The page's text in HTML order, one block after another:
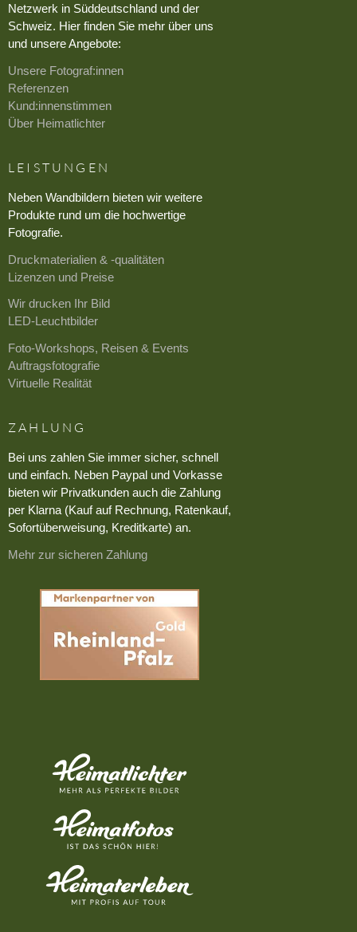
Netzwerk in Süddeutschland und der
Schweiz. Hier finden Sie mehr über uns
und unsere Angebote:
Unsere Fotograf:innen
Referenzen
Kund:innenstimmen
Über Heimatlichter
LEISTUNGEN
Neben Wandbildern bieten wir weitere
Produkte rund um die hochwertige
Fotografie.
Druckmaterialien & -qualitäten
Lizenzen und Preise
Wir drucken Ihr Bild
LED-Leuchtbilder
Foto-Workshops, Reisen & Events
Auftragsfotografie
Virtuelle Realität
ZAHLUNG
Bei uns zahlen Sie immer sicher, schnell
und einfach. Neben Paypal und Vorkasse
bieten wir Privatkunden auch die Zahlung
per Klarna (Kauf auf Rechnung, Ratenkauf,
Sofortüberweisung, Kreditkarte) an.
Mehr zur sicheren Zahlung